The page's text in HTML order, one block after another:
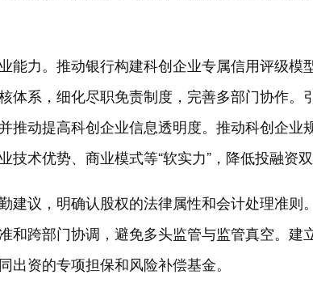
能力。推动银行构建科创企业专属信用评级模
体系，细化尽职免责制度，完善多部门协作。
推动提高科创企业信息透明度。推动科创企业
术优势、商业模式等“软实力”，降低投融资双
建议，明确认股权的法律属性和会计处理准则
和跨部门协调，避免多头监管与监管真空。建
资的专项担保和风险补偿基金。